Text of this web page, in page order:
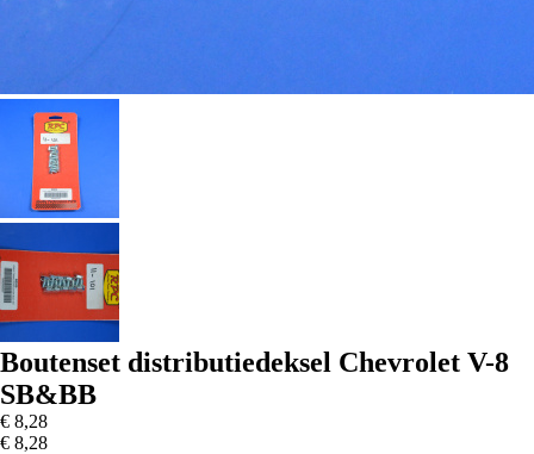
Boutenset distributiedeksel Chevrolet V-8
SB&BB
€ 8,28
€ 8,28